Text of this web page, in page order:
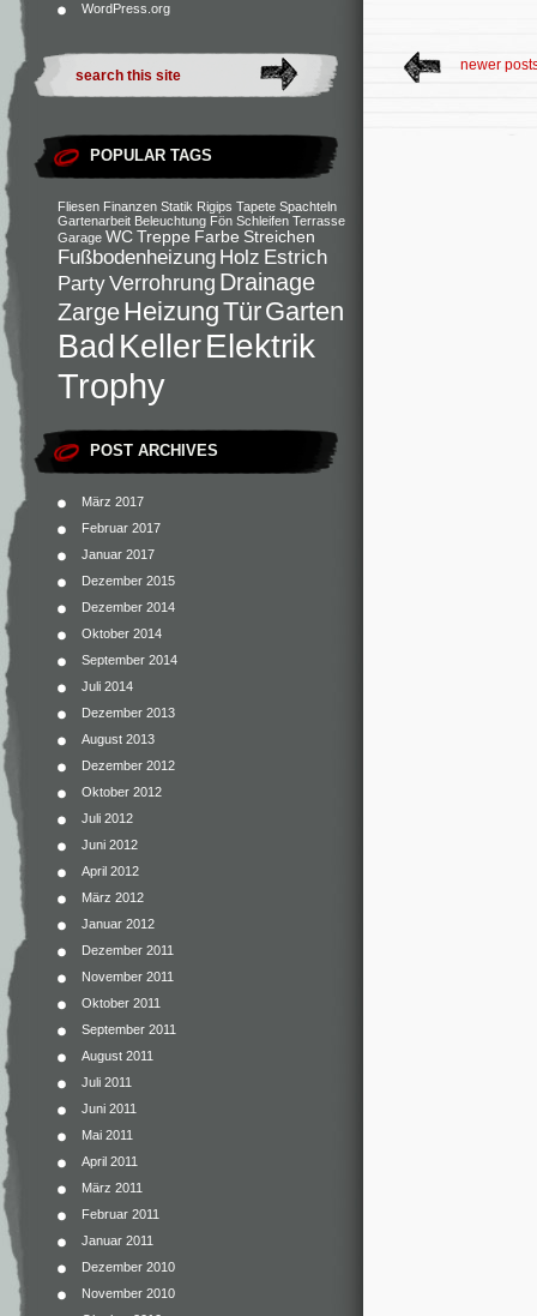
WordPress.org
POPULAR TAGS
Fliesen Finanzen Statik Rigips Tapete Spachteln
Gartenarbeit Beleuchtung Fön Schleifen Terrasse
Garage WC Treppe Farbe Streichen
Fußbodenheizung Holz Estrich
PartyVerrohrung Drainage
ZargeHeizungTürGarten
Bad KellerElektrik
Trophy
POST ARCHIVES
März 2017
Februar 2017
Januar 2017
Dezember 2015
Dezember 2014
Oktober 2014
September 2014
Juli 2014
Dezember 2013
August 2013
Dezember 2012
Oktober 2012
Juli 2012
Juni 2012
April 2012
März 2012
Januar 2012
Dezember 2011
November 2011
Oktober 2011
September 2011
August 2011
Juli 2011
Juni 2011
Mai 2011
April 2011
März 2011
Februar 2011
Januar 2011
Dezember 2010
November 2010
newer